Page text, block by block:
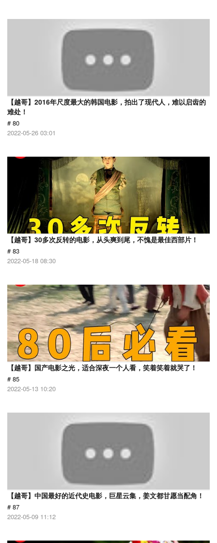
【越哥】2016年尺度最大的韩国电影，拍出了现代人，难以启齿的
难处！
# 80
2022-05-26 03:01
【越哥】30多次反转的电影，从头爽到尾，不愧是最佳西部片！
# 83
2022-05-18 08:30
【越哥】国产电影之光，适合深夜一个人看，笑着笑着就哭了！
# 85
2022-05-13 10:20
【越哥】中国最好的近代史电影，巨星云集，姜文都甘愿当配角！
# 87
2022-05-09 11:12